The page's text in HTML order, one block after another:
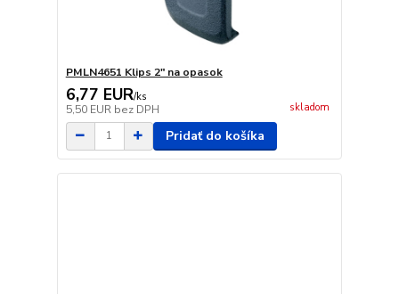
PMLN4651 Klips 2" na opasok
6,77 EUR/ks
5,50 EUR bez DPH skladom
Pridať do košíka